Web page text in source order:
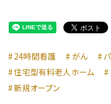
24時間看護 がん
住宅型有料老人ホーム
新規オープン